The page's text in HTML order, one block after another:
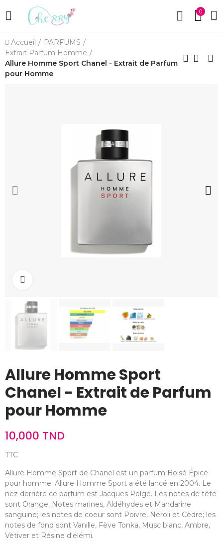
0
Accueil
PARFUMS
Extrait Parfum Homme
Allure Homme Sport Chanel - Extrait de Parfum
pour Homme
Allure Homme Sport
Chanel - Extrait de Parfum
pour Homme
10,000 TND
TTC
Allure Homme Sport de Chanel est un parfum Boisé Épicé
pour homme. Allure Homme Sport a été lancé en 2004. Le
nez derrière ce parfum est Jacques Polge. Les notes de tête
sont Orange, Notes marines, Aldéhydes et Mandarine
sanguine; les notes de coeur sont Poivre, Néroli et Cèdre; les
notes de fond sont Vanille, Fève Tonka, Musc blanc, Ambre,
Vétiver et Résine d'élémi.